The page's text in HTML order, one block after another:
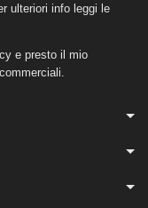
ulteriori info leggi le
e presto il mio